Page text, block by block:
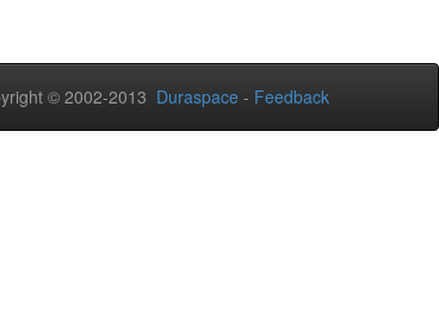
© 2002-2013 Duraspace - Feedback